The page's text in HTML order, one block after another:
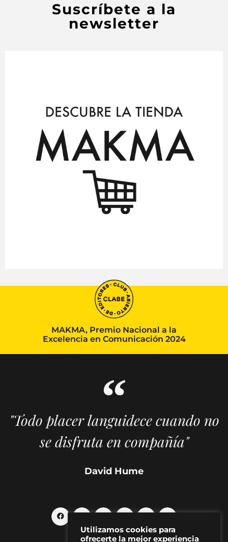
Suscríbete a la
newsletter
MAKMA, Premio Nacional a la
Excelencia en Comunicación 2024
"Todo placer languidece cuando no
se disfruta en compañía"
David Hume
Utilizamos cookies para
ofrecerte la mejor experiencia